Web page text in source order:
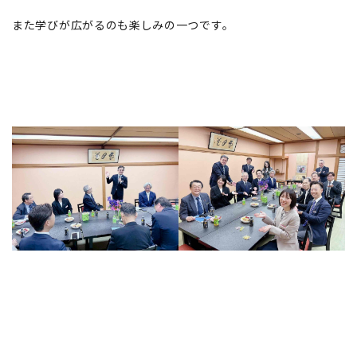
また学びが広がるのも楽しみの一つです。